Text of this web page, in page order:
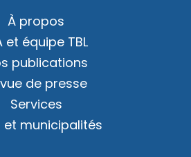
À propos
et équipe TBL
publications
de presse
Services
et municipalités